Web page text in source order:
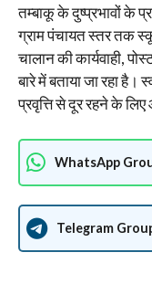
तम्बाकू के दुष्प्रभावों के
ग्राम पंचायत स्तर तक
चालान की कार्यवाही,
बारे में बताया जा रहा है।
प्रवृत्ति से दूर रहने के
WhatsApp
Telegram